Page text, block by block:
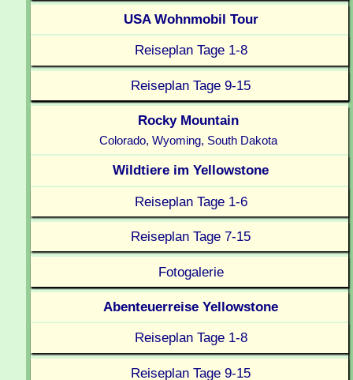
USA Wohnmobil Tour
Reiseplan Tage 1-8
Reiseplan Tage 9-15
Rocky Mountain
Colorado, Wyoming, South Dakota
Wildtiere im Yellowstone
Reiseplan Tage 1-6
Reiseplan Tage 7-15
Fotogalerie
Abenteuerreise Yellowstone
Reiseplan Tage 1-8
Reiseplan Tage 9-15